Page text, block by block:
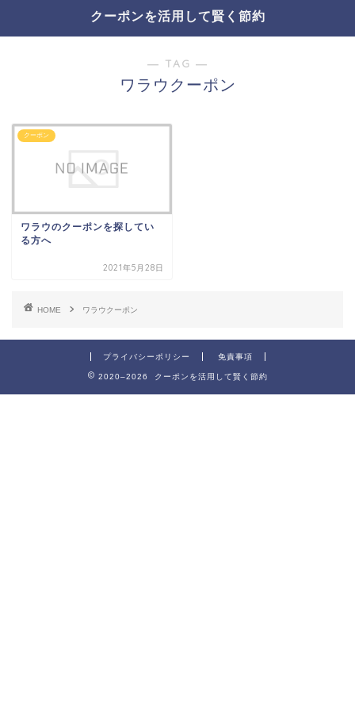
クーポンを活用して賢く節約
― TAG ―
ワラウクーポン
クーポン
ワラウのクーポンを探してい
る方へ
2021年5月28日
HOME ワラウクーポン
プライバシーポリシー 免責事項
2020–2026 クーポンを活用して賢く節約